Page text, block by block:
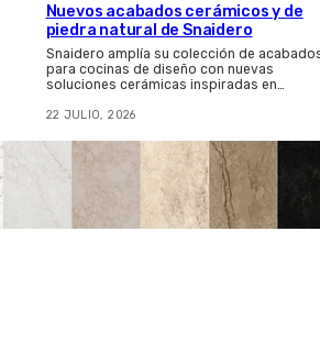
Nuevos acabados cerámicos y de
piedra natural de Snaidero
Snaidero amplía su colección de
para cocinas de diseño con nuevas
soluciones cerámicas inspiradas en…
22 JULIO, 2026